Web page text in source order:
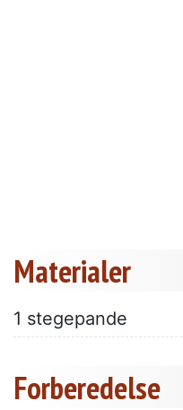
Materialer
1 stegepande
Forberedelse